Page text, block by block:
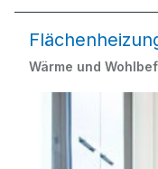
Wärme und